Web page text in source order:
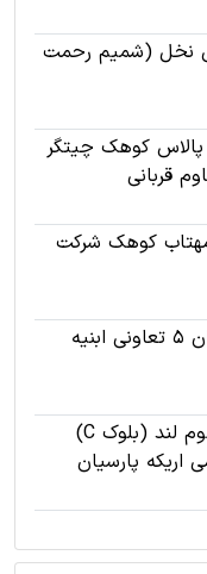
نخل (شمیم رحمت
پالاس کوهک چیتگر
مهتاب کوهک شرکت
پیش فروش پروژه نارنجستان 5 تعاونی ابنیه
پیش فروش پروژه ونوس هوم لند (بلوک C)